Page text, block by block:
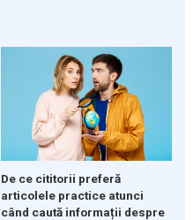
De ce cititorii preferă
articolele practice atunci
când caută informații despre